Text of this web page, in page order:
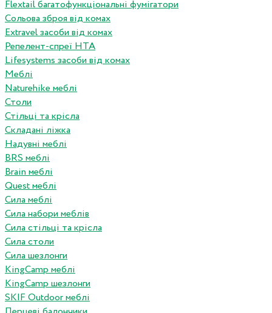
Flextail багатофункціональні фумігатори
Сольова зброя від комах
Extravel засоби від комах
Репелент-спреї HTA
Lifesystems засоби від комах
Меблі
Naturehike меблі
Столи
Стільці та крісла
Складані ліжка
Надувні меблі
BRS меблі
Brain меблі
Quest меблі
Сила меблі
Сила набори меблів
Сила стільці та крісла
Сила столи
Сила шезлонги
KingCamp меблі
KingCamp шезлонги
SKIF Outdoor меблі